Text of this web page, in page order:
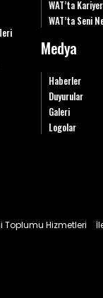
WAT’ta
WAT’ta Seni
Medya
Haberler
Duyurular
Galeri
Logolar
Toplumu Hizmetleri